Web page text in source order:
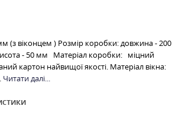
(з віконцем ) Розмір коробки: довжина - 200
- 50 мм Матеріал коробки: міцний
картон найвищої якості. Матеріал вікна:
Читати далі...